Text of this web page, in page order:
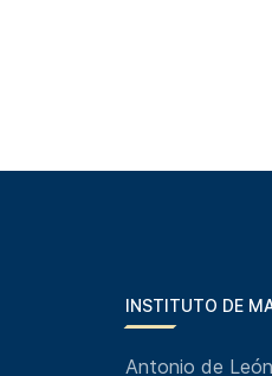
INSTITUTO DE
Antonio de